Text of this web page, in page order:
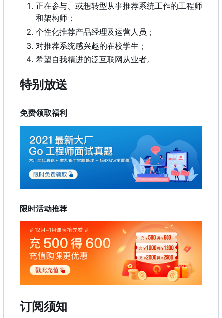
正在参与、或想转型从事推荐系统工作的工程师
和架构师；
个性化推荐产品经理及运营人员；
对推荐系统感兴趣的在校学生；
希望自我精进的泛互联网从业者。
特别放送
免费领取福利
限时活动推荐
订阅须知